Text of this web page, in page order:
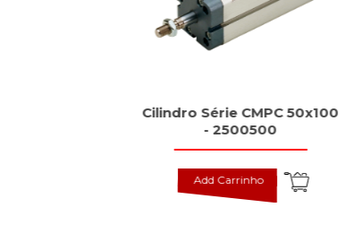
Cilindro Série CMPC 50x100
- 2500500
Add Carrinho